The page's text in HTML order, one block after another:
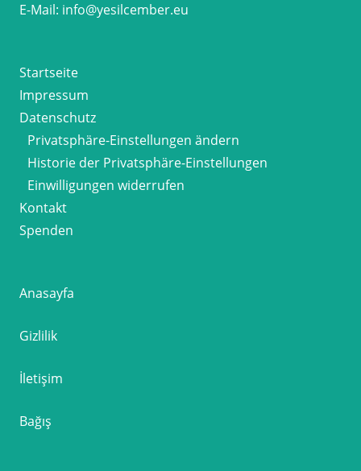
E-Mail: info@yesilcember.eu
Startseite
Impressum
Datenschutz
Privatsphäre-Einstellungen ändern
Historie der Privatsphäre-Einstellungen
Einwilligungen widerrufen
Kontakt
Spenden
Anasayfa
Gizlilik
İletişim
Bağış